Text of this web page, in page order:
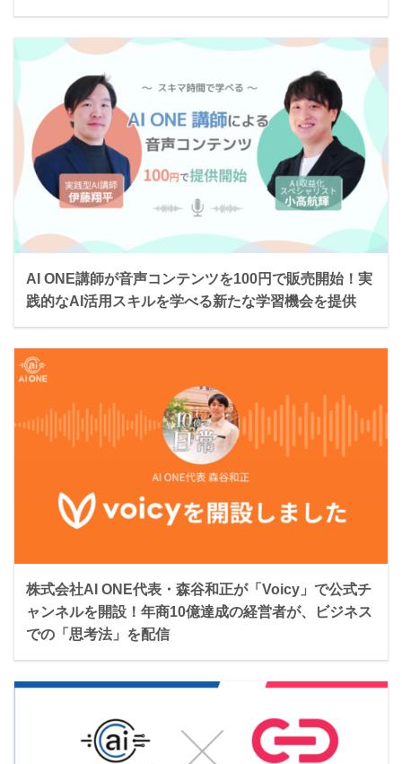
AI ONE講師が音声コンテンツを100円で販売開始！実
践的なAI活用スキルを学べる新たな学習機会を提供
株式会社AI ONE代表・森谷和正が「Voicy」で公式チ
ャンネルを開設！年商10億達成の経営者が、ビジネス
での「思考法」を配信